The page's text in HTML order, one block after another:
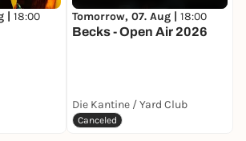
| 18:00
Tomorrow, 07. Aug | 18:00
Becks - Open Air 2026
Die Kantine / Yard Club
Canceled